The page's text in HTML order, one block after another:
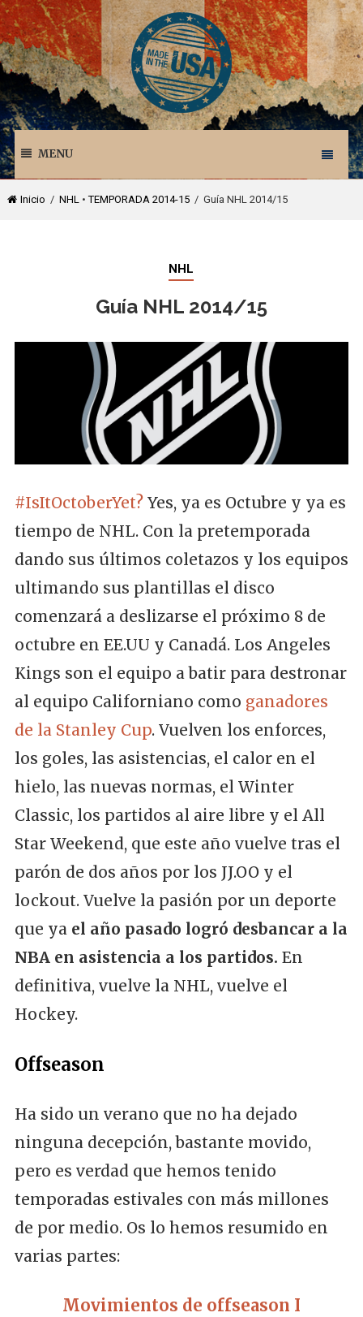
MENU
Inicio / NHL•TEMPORADA 2014-15/ Guía NHL 2014/15
NHL
Guía NHL 2014/15
#IsItOctoberYet?Yes, ya es Octubre y ya es
tiempo de NHL. Con la pretemporada
dando sus últimos coletazos y los equipos
ultimando sus plantillas el disco
comenzará a deslizarse el próximo 8 de
octubre en EE.UU y Canadá. Los Angeles
Kings son el equipo a batir para destronar
al equipo Californiano como ganadores
de la Stanley Cup. Vuelven los enforces,
los goles, las asistencias, el calor en el
hielo, las nuevas normas, el Winter
Classic, los partidos al aire libre y el All
Star Weekend, que este año vuelve tras el
parón de dos años por los JJ.OO y el
lockout. Vuelve la pasión por un deporte
que ya el año pasado logró desbancar a la
NBA en asistencia a los partidos. En
definitiva, vuelve la NHL, vuelve el
Hockey.
Offseason
Ha sido un verano que no ha dejado
ninguna decepción, bastante movido,
pero es verdad que hemos tenido
temporadas estivales con más millones
de por medio. Os lo hemos resumido en
varias partes:
Movimientos de offseason I